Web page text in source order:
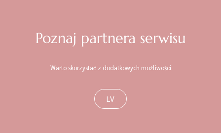
Poznaj partnera serwisu
Warto skorzystać z dodatkowych możliwości
LV